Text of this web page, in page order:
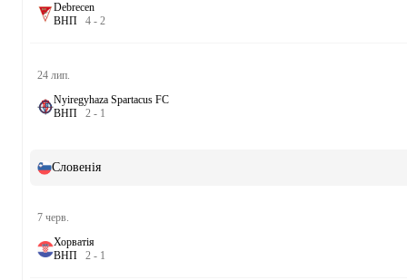
Debrecen
ВНП 4 - 2
24 лип.
Nyiregyhaza Spartacus FC
ВНП 2 - 1
Словенія
7 черв.
Хорватія
ВНП 2 - 1